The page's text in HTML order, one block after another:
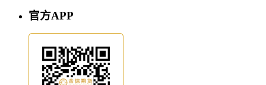
官方APP